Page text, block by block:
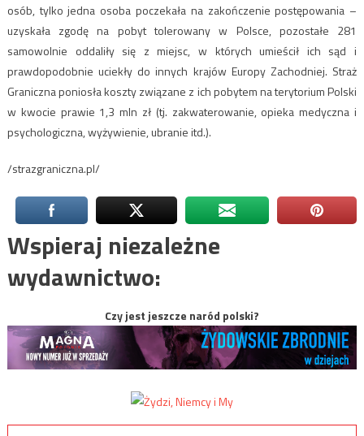
osób, tylko jedna osoba poczekała na zakończenie postępowania –
uzyskała zgodę na pobyt tolerowany w Polsce, pozostałe 281
samowolnie oddaliły się z miejsc, w których umieścił ich sąd i
prawdopodobnie uciekły do innych krajów Europy Zachodniej. Straż
Graniczna poniosła koszty związane z ich pobytem na terytorium Polski
w kwocie prawie 1,3 mln zł (tj. zakwaterowanie, opieka medyczna i
psychologiczna, wyżywienie, ubranie itd.).
/strazgraniczna.pl/
Wspieraj niezależne
wydawnictwo:
Czy jest jeszcze naród polski?